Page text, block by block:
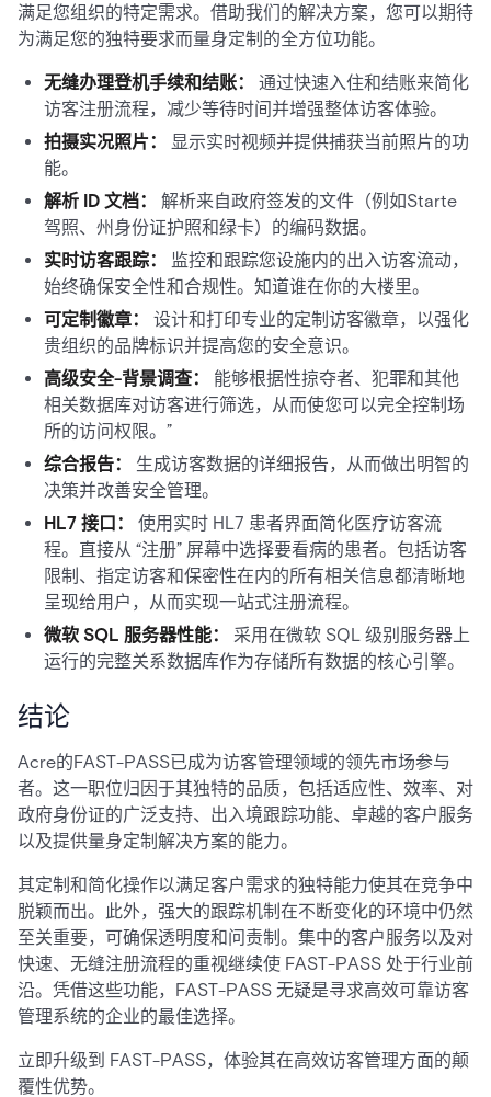
满足您组织的特定需求。借助我们的解决方案，您可以期待
为满足您的独特要求而量身定制的全方位功能。
无缝办理登机手续和结账：
通过快速入住和结账来简化
访客注册流程，减少等待时间并增强整体访客体验。
拍摄实况照片： 显示实时视频并提供捕获当前照片的功
能。
解析 ID 文档： 解析来自政府签发的文件（例如Starte
驾照、州身份证护照和绿卡）的编码数据。
实时访客跟踪：
监控和跟踪您设施内的出入访客流动，
始终确保安全性和合规性。知道谁在你的大楼里。
可定制徽章：
设计和打印专业的定制访客徽章，以强化
贵组织的品牌标识并提高您的安全意识。
高级安全-背景调查： 能够根据性掠夺者、犯罪和其他
相关数据库对访客进行筛选，从而使您可以完全控制场
所的访问权限。”
综合报告：
生成访客数据的详细报告，从而做出明智的
决策并改善安全管理。
HL7 接口：
使用实时 HL7 患者界面简化医疗访客流
程。直接从 “注册” 屏幕中选择要看病的患者。包括访客
限制、指定访客和保密性在内的所有相关信息都清晰地
呈现给用户，从而实现一站式注册流程。
微软 SQL 服务器性能：
采用在微软 SQL 级别服务器上
运行的完整关系数据库作为存储所有数据的核心引擎。
结论
Acre的FAST-PASS已成为访客管理领域的领先市场参与
者。这一职位归因于其独特的品质，包括适应性、效率、对
政府身份证的广泛支持、出入境跟踪功能、卓越的客户服务
以及提供量身定制解决方案的能力。
其定制和简化操作以满足客户需求的独特能力使其在竞争中
脱颖而出。此外，强大的跟踪机制在不断变化的环境中仍然
至关重要，可确保透明度和问责制。集中的客户服务以及对
快速、无缝注册流程的重视继续使 FAST-PASS 处于行业前
沿。凭借这些功能，FAST-PASS 无疑是寻求高效可靠访客
管理系统的企业的最佳选择。
立即升级到 FAST-PASS，体验其在高效访客管理方面的颠
覆性优势。